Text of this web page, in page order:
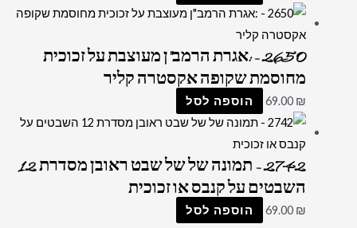
2650 – :אגרת הרמב"ן מעוצבת על זכוכית
מחוסמת שקופה אקסטרה קליר
69.00 ₪ הוספה לסל
2742 – תמונה של של שבט ראובן מסדרת 12
השבטים על קנבס או זכוכית
69.00 ₪ הוספה לסל